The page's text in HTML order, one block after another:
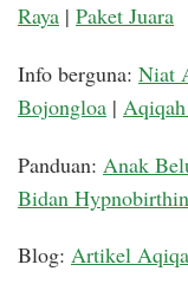
Raya | Paket Juara
Info berguna: Niat
Bojongloa |
Panduan: Anak
Bidan
Blog: Artikel